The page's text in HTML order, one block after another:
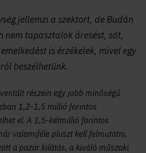
jellemzi a szektort, de Budán
nem tapasztalok áresést, sőt,
is érzékelek, mivel egy
beszélhetünk.
részein egy jobb minőségű
1,2-1,5 millió forintos
el. A 1,5-kétmillió forintos
valamiféle pluszt kell felmutatni,
a pazar kilátás, a kiváló műszaki